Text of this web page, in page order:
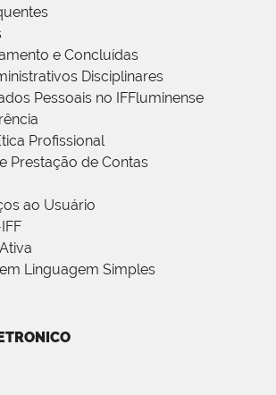
e Concluídas
Disciplinares
Pessoais no IFFluminense
Profissional
Prestação de Contas
ao Usuário
Linguagem Simples